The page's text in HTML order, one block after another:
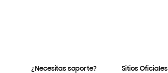
¿Necesitas soporte? Sitios Oficiales